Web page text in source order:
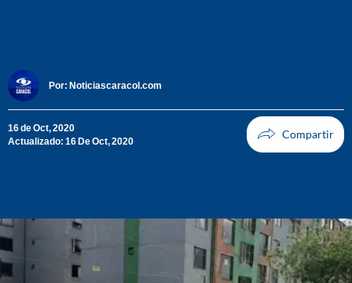
Por: Noticiascaracol.com
16 de Oct, 2020
Actualizado: 16 De Oct, 2020